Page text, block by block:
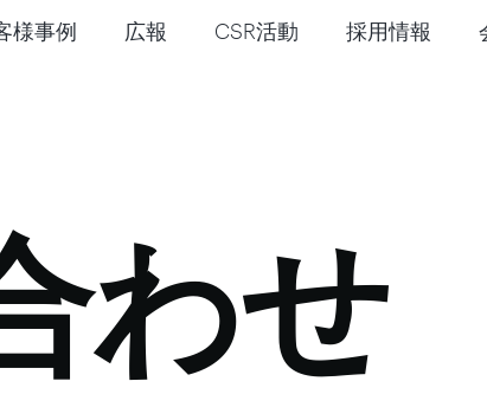
様事例 広報 CSR活動 採用情報
わせ